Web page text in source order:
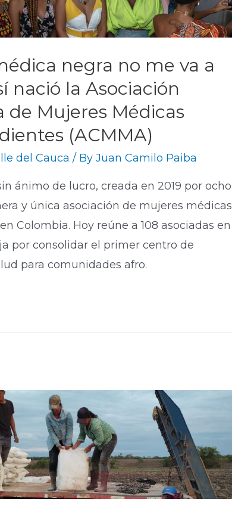
negra no me va a
nació la Asociación
de Mujeres Médicas
(ACMMA)
del Cauca / ByJuan Camilo Paiba
ánimo de lucro, creada en 2019 por ocho
y única asociación de mujeres médicas
Colombia. Hoy reúne a 108 asociadas en
por consolidar el primer centro de
para comunidades afro.